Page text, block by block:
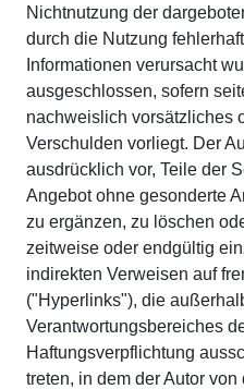
Nichtnutzung der
durch die Nutzung
Informationen verursacht
ausgeschlossen, sofern
nachweislich vorsätzliches
Verschulden vorliegt. Der
ausdrücklich vor, Teile der
Angebot ohne gesonderte
zu ergänzen, zu löschen
zeitweise oder endgültig
indirekten Verweisen auf
("Hyperlinks"), die
Verantwortungsbereiches
Haftungsverpflichtung
treten, in dem der Autor